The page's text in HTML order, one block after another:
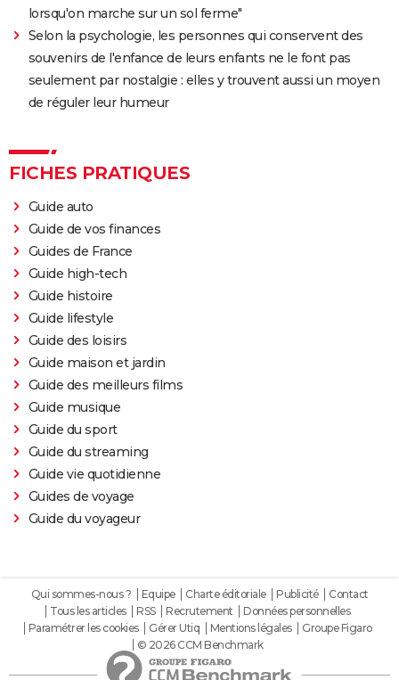
lorsqu'on marche sur un sol ferme"
Selon la psychologie, les personnes qui conservent des
souvenirs de l'enfance de leurs enfants ne le font pas
seulement par nostalgie : elles y trouvent aussi un moyen
de réguler leur humeur
FICHES PRATIQUES
Guide auto
Guide de vos finances
Guides de France
Guide high-tech
Guide histoire
Guide lifestyle
Guide des loisirs
Guide maison et jardin
Guide des meilleurs films
Guide musique
Guide du sport
Guide du streaming
Guide vie quotidienne
Guides de voyage
Guide du voyageur
Qui sommes-nous ? Equipe Charte éditoriale Publicité
Contact
Tous les articles
RSS Recrutement
Données personnelles
Paramétrer les cookies
Gérer Utiq Mentions légales
Groupe Figaro
© 2026 CCM Benchmark